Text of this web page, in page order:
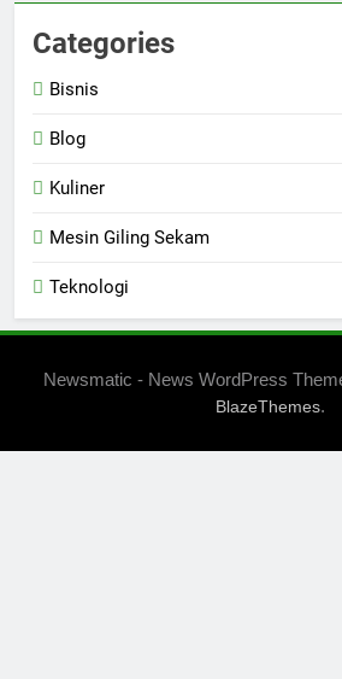
Categories
Bisnis
Blog
Kuliner
Mesin Giling Sekam
Teknologi
Newsmatic - News WordPress
BlazeThemes.